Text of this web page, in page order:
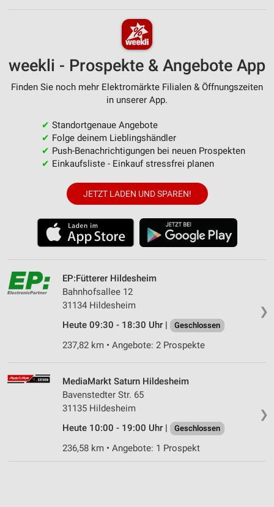
weekli - Prospekte & Angebote App
Finden Sie noch mehr Elektromärkte Filialen & Öffnungszeiten
in unserer App.
✔ Standortgenaue Angebote
✔ Folge deinem Lieblingshändler
✔ Push-Benachrichtigungen bei neuen Prospekten
✔ Einkaufsliste - Einkauf stressfrei planen
JETZT LADEN UND SPAREN!
❯
EP:Fütterer Hildesheim
Bahnhofsallee 12
31134 Hildesheim
Heute 09:30 - 18:30 Uhr |
Geschlossen
237,82 km • Angebote: 2 Prospekte
❯
MediaMarkt Saturn Hildesheim
Bavenstedter Str. 65
31135 Hildesheim
Heute 10:00 - 19:00 Uhr |
Geschlossen
236,58 km • Angebote: 1 Prospekt